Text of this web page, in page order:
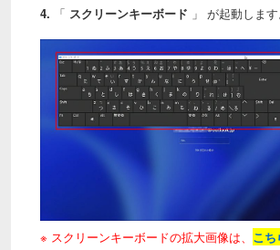
4. 「 スクリーンキーボード 」 が起動します
※ スクリーンキーボードの拡大画像は、 こち